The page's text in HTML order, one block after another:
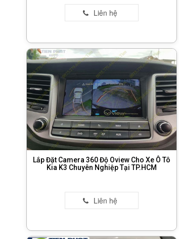
Lắp Đặt Camera 360 Độ Oview Cho Xe Ô Tô
Kia K3 Chuyên Nghiệp Tại TP.HCM